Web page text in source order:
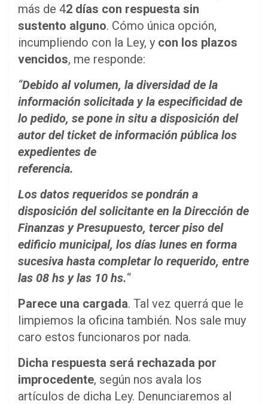
más de 42 días con respuesta sin
sustento alguno. Cómo única opción,
incumpliendo con la Ley, y con los plazos
vencidos, me responde:
“Debido al volumen, la diversidad de la
información solicitada y la especificidad de
lo pedido, se pone in situ a disposición del
autor del ticket de información pública los
expedientes de
referencia.
Los datos requeridos se pondrán a
disposición del solicitante en la Dirección de
Finanzas y Presupuesto, tercer piso del
edificio municipal, los días lunes en forma
sucesiva hasta completar lo requerido, entre
las 08 hs y las 10 hs.“
Parece una cargada. Tal vez querrá que le
limpiemos la oficina también. Nos sale muy
caro estos funcionaros por nada.
Dicha respuesta será rechazada por
improcedente, según nos avala los
artículos de dicha Ley. Denunciaremos al